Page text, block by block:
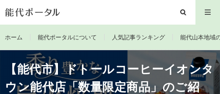
ホーム 能代ポータルについて 人気記事ランキング 能代山本地域
【能代市】ドトールコーヒーイオンタ
ウン能代店「数量限定商品」のご紹